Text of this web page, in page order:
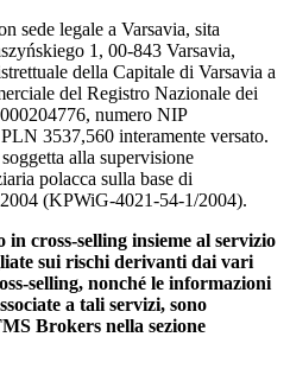
sede legale a Varsavia, sita
1, 00-843 Varsavia,
della Capitale di Varsavia a
del Registro Nazionale dei
numero NIP
3537,560 interamente versato.
alla supervisione
polacca sulla base di
(KPWiG-4021-54-1/2004).
cross-selling insieme al servizio
sui rischi derivanti dai vari
selling, nonché le informazioni
a tali servizi, sono
Brokers nella sezione